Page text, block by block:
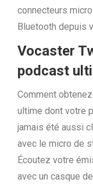
connecteurs
Bluetooth depuis
Vocaster
podcast
Comment
ultime dont votre
jamais été aussi
avec le micro de
Écoutez votre
avec un casque